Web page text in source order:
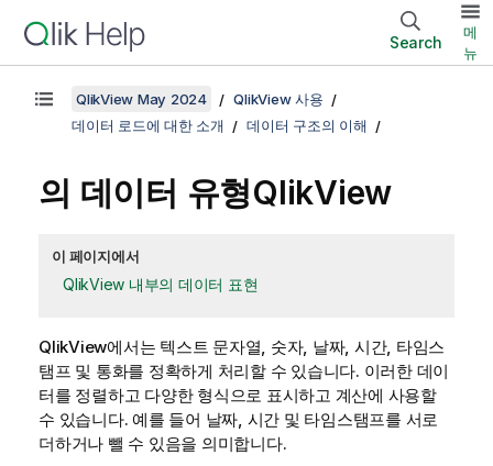
Search
메
뉴
QlikView May 2024
QlikView 사용
데이터 로드에 대한 소개
데이터 구조의 이해
의 데이터 유형QlikView
이 페이지에서
QlikView 내부의 데이터 표현
QlikView에서는 텍스트 문자열, 숫자, 날짜, 시간, 타임스
탬프 및 통화를 정확하게 처리할 수 있습니다. 이러한 데이
터를 정렬하고 다양한 형식으로 표시하고 계산에 사용할
수 있습니다. 예를 들어 날짜, 시간 및 타임스탬프를 서로
더하거나 뺄 수 있음을 의미합니다.